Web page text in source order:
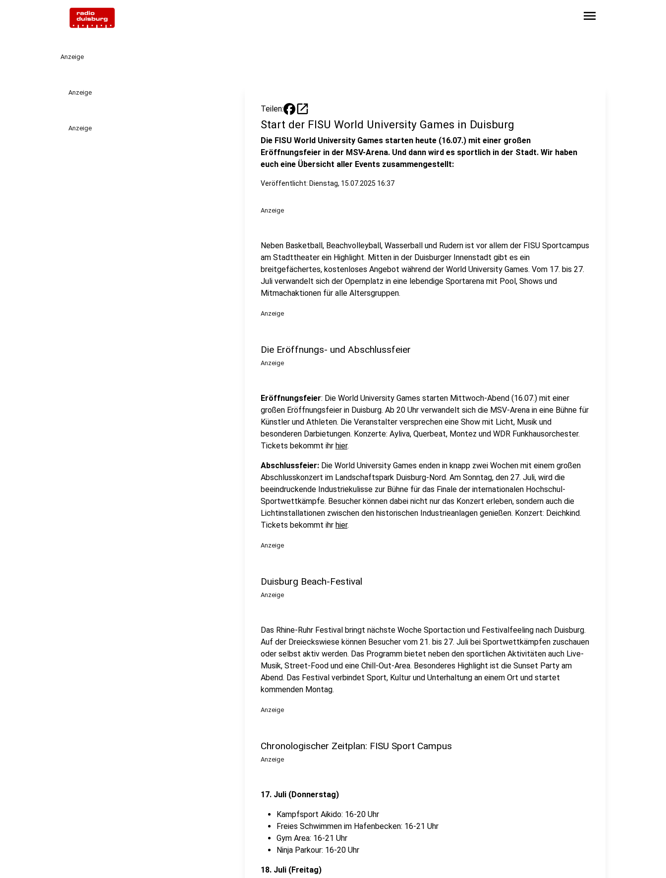
menu
Anzeige
Anzeige
Anzeige
Teilen: open_in_new
Start der FISU World University Games in Duisburg
Die FISU World University Games starten heute (16.07.) mit einer großen
Eröffnungsfeier in der MSV-Arena. Und dann wird es sportlich in der Stadt. Wir haben
euch eine Übersicht aller Events zusammengestellt:
Veröffentlicht: Dienstag, 15.07.2025 16:37
Anzeige
Neben Basketball, Beachvolleyball, Wasserball und Rudern ist vor allem der FISU Sportcampus
am Stadttheater ein Highlight. Mitten in der Duisburger Innenstadt gibt es ein
breitgefächertes, kostenloses Angebot während der World University Games. Vom 17. bis 27.
Juli verwandelt sich der Opernplatz in eine lebendige Sportarena mit Pool, Shows und
Mitmachaktionen für alle Altersgruppen.
Anzeige
Die Eröffnungs- und Abschlussfeier
Anzeige
Eröffnungsfeier: Die World University Games starten Mittwoch-Abend (16.07.) mit einer
großen Eröffnungsfeier in Duisburg. Ab 20 Uhr verwandelt sich die MSV-Arena in eine Bühne für
Künstler und Athleten. Die Veranstalter versprechen eine Show mit Licht, Musik und
besonderen Darbietungen. Konzerte: Ayliva, Querbeat, Montez und WDR Funkhausorchester.
Tickets bekommt ihr hier.
Abschlussfeier: Die World University Games enden in knapp zwei Wochen mit einem großen
Abschlusskonzert im Landschaftspark Duisburg-Nord. Am Sonntag, den 27. Juli, wird die
beeindruckende Industriekulisse zur Bühne für das Finale der internationalen Hochschul-
Sportwettkämpfe. Besucher können dabei nicht nur das Konzert erleben, sondern auch die
Lichtinstallationen zwischen den historischen Industrieanlagen genießen. Konzert: Deichkind.
Tickets bekommt ihr hier.
Anzeige
Duisburg Beach-Festival
Anzeige
Das Rhine-Ruhr Festival bringt nächste Woche Sportaction und Festivalfeeling nach Duisburg.
Auf der Dreieckswiese können Besucher vom 21. bis 27. Juli bei Sportwettkämpfen zuschauen
oder selbst aktiv werden. Das Programm bietet neben den sportlichen Aktivitäten auch Live-
Musik, Street-Food und eine Chill-Out-Area. Besonderes Highlight ist die Sunset Party am
Abend. Das Festival verbindet Sport, Kultur und Unterhaltung an einem Ort und startet
kommenden Montag.
Anzeige
Chronologischer Zeitplan: FISU Sport Campus
Anzeige
17. Juli (Donnerstag)
Kampfsport Aikido: 16-20 Uhr
Freies Schwimmen im Hafenbecken: 16-21 Uhr
Gym Area: 16-21 Uhr
Ninja Parkour: 16-20 Uhr
18. Juli (Freitag)